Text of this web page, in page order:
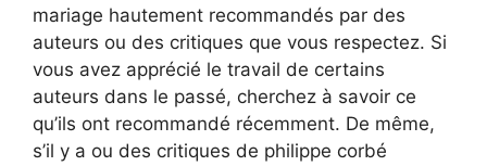
mariage hautement recommandés par des
auteurs ou des critiques que vous respectez. Si
vous avez apprécié le travail de certains
auteurs dans le passé, cherchez à savoir ce
qu’ils ont recommandé récemment. De même,
s’il y a ou des critiques de philippe corbé